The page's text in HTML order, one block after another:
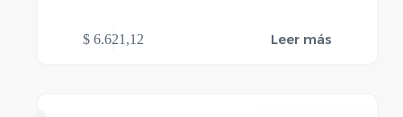
$ 6.621,12 Leer más